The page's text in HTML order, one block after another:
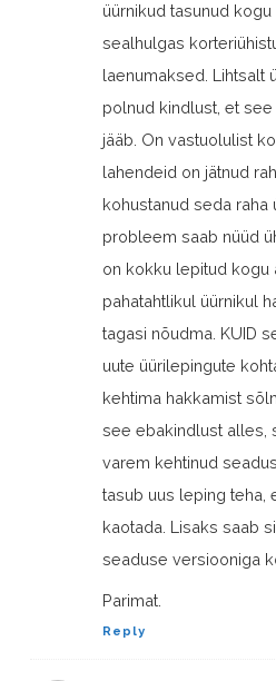
üürnikud tasunud kogu
sealhulgas
laenumaksed. Lihtsalt
polnud kindlust, et
jääb. On vastuolulist
lahendeid on jätnud
kohustanud seda raha
probleem saab nüüd
on kokku lepitud kogu
pahatahtlikul üürnikul
tagasi nõudma. KUID
uute üürilepingute
kehtima hakkamist
see ebakindlust alles,
varem kehtinud
tasub uus leping teha,
kaotada. Lisaks saab
seaduse versiooniga
Parimat.
Reply